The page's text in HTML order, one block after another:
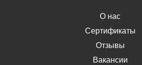
О нас
Сертификаты
Отзывы
Вакансии